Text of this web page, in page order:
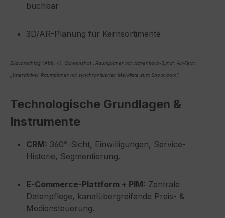
buchbar
3D/AR-Planung für Kernsortimente
Bildvorschlag (Abb. 4): Screenshot „Raumplaner mit Warenkorb-Sync“. Alt-Text:
„Interaktiver Raumplaner mit synchronisierter Merkliste zum Showroom“.
Technologische Grundlagen &
Instrumente
CRM: 360°-Sicht, Einwilligungen, Service-
Historie, Segmentierung.
E-Commerce-Plattform + PIM: Zentrale
Datenpflege, kanalübergreifende Preis- &
Mediensteuerung.